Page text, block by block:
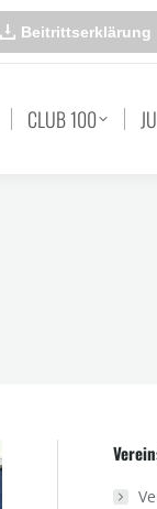
Beitrittserklärung
CLUB 100